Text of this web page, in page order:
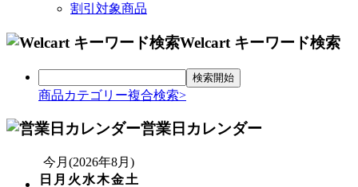
割引対象商品
Welcart キーワード検索
商品カテゴリー複合検索>
営業日カレンダー
今月(2026年8月)
日 月 火 水木金土